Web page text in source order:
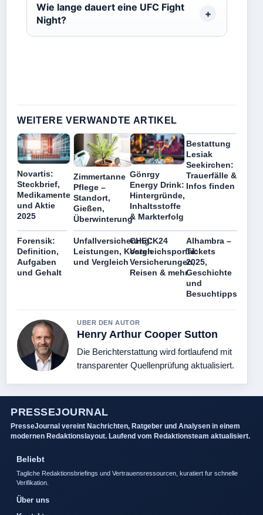
Wie lange dauert eine UFC Fight
Night?
WEITERE VERWANDTE ARTIKEL
Novartis:
Steckbrief,
Medikamente
und Aktie
2025
Zimmertanne
Pflege –
Standort,
Gießen,
Überwinterung
Gönrgy
Energy Drink:
Hintergründe,
Inhaltsstoffe
& Markterfolg
Bestattung
Lesiak
Seekirchen:
Trauerfälle &
Infos finden
Forensik:
Definition,
Aufgaben
und Gehalt
Unfallversicherung:
Leistungen, Kosten
und Vergleich
CHECK24
Vergleichsportal:
Versicherungen,
Reisen & mehr
Alhambra –
Tickets
2025,
Geschichte
und
Besuchtipps
UBER DEN AUTOR
Henry Arthur Cooper Sutton
Die Berichterstattung wird fortlaufend mit
transparenter Quellenprüfung aktualisiert.
PRESSEJOURNAL
PresseJournal vereint Nachrichten, Ratgeber und Analysen in einem
modernen Redaktionslayout. Laufend vom Redaktionsteam aktualisiert.
Beliebt
Tagliche Redaktionsbriefings und Vertrauensressourcen, kuratiert fur schnelle
Verifikation.
Über uns